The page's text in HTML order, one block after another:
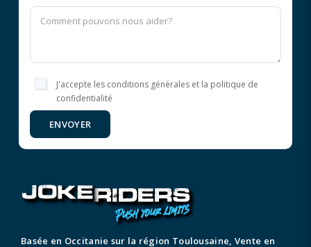
J'accepte les conditions générales et la politique de
confidentialité
ENVOYER
Basée en Occitanie sur la région Toulousaine, Vente en